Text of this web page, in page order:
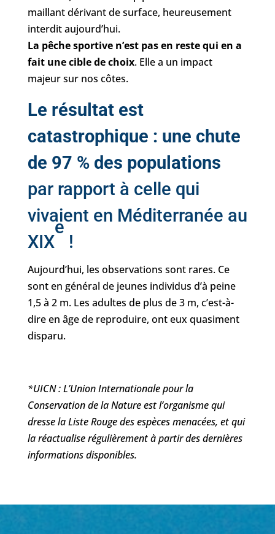
maillant dérivant de surface, heureusement
interdit aujourd’hui.
La pêche sportive n’est pas en reste qui en a
fait une cible de choix. Elle a un impact
majeur sur nos côtes.
Le résultat est
catastrophique : une chute
de 97 % des populations
par rapport à celle qui
vivaient en Méditerranée au
XIX
e
!
Aujourd’hui, les observations sont rares. Ce
sont en général de jeunes individus d’à peine
1,5 à 2 m. Les adultes de plus de 3 m, c’est-à-
dire en âge de reproduire, ont eux quasiment
disparu.
*UICN : L’Union Internationale pour la
Conservation de la Nature est l’organisme qui
dresse la Liste Rouge des espèces menacées, et qui
la réactualise régulièrement à partir des dernières
informations disponibles.